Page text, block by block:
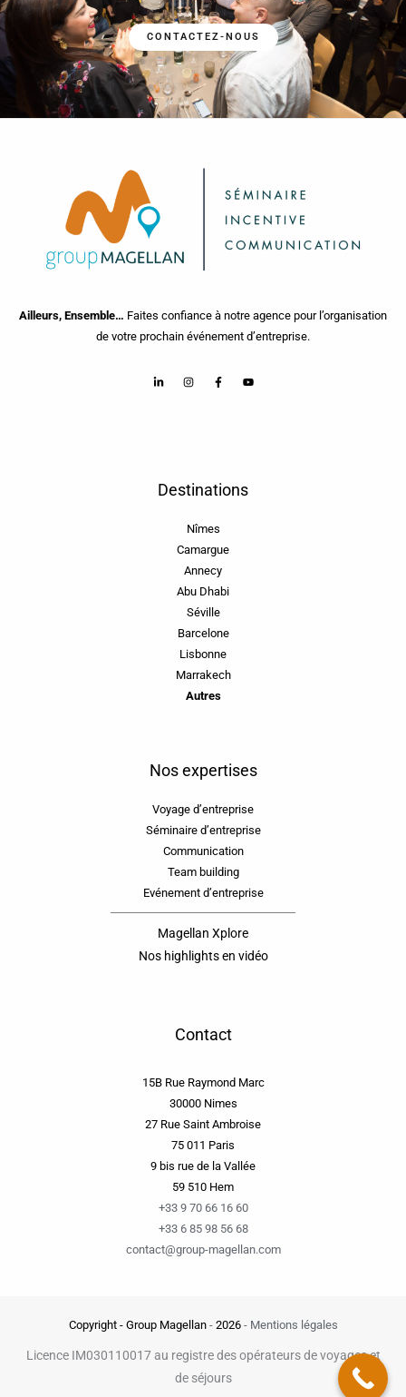
CONTACTEZ-NOUS
Ailleurs, Ensemble… Faites confiance à notre agence pour l’organisation
de votre prochain événement d’entreprise.
Destinations
Nîmes
Camargue
Annecy
Abu Dhabi
Séville
Barcelone
Lisbonne
Marrakech
Autres
Nos expertises
Voyage d’entreprise
Séminaire d’entreprise
Communication
Team building
Evénement d’entreprise
Magellan Xplore
Nos highlights en vidéo
Contact
15B Rue Raymond Marc
30000 Nimes
27 Rue Saint Ambroise
75 011 Paris
9 bis rue de la Vallée
59 510 Hem
+33 9 70 66 16 60
+33 6 85 98 56 68
contact@group-magellan.com
Copyright - Group Magellan- 2026 - Mentions légales
Licence IM030110017 au registre des opérateurs de voyages et
de séjours